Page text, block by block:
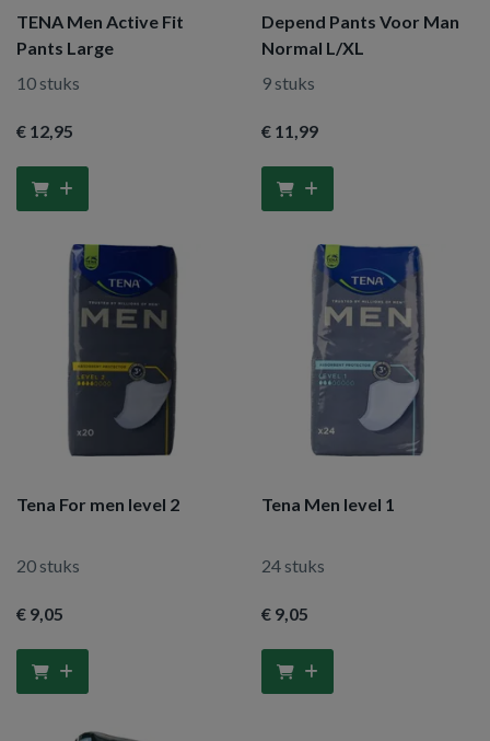
TENA Men Active Fit
Pants Large
10 stuks
€ 12,95
Depend Pants Voor Man
Normal L/XL
9 stuks
€ 11,99
Tena For men level 2
20 stuks
€ 9,05
Tena Men level 1
24 stuks
€ 9,05